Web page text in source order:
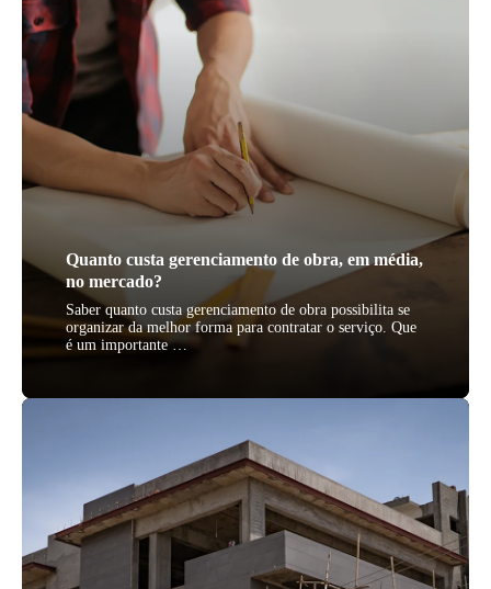
Quanto custa gerenciamento de obra, em média,
no mercado?
Saber quanto custa gerenciamento de obra possibilita se
organizar da melhor forma para contratar o serviço. Que
é um importante …